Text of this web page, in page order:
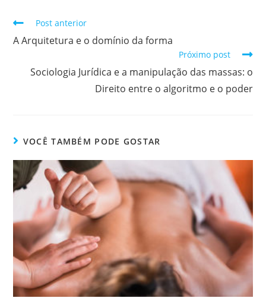
Post anterior
A Arquitetura e o domínio da forma
Próximo post
Sociologia Jurídica e a manipulação das massas: o
Direito entre o algoritmo e o poder
VOCÊ TAMBÉM PODE GOSTAR